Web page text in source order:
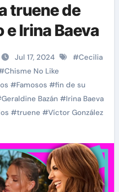
truene de
e Irina Baeva
Jul 17, 2024 #Cecilia
Chisme No Like
#Famosos #fin de su
Geraldine Bazán #Irina Baeva
#truene #Víctor González